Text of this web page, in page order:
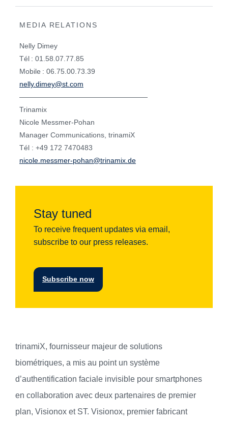
MEDIA RELATIONS
Nelly Dimey
Tél : 01.58.07.77.85
Mobile : 06.75.00.73.39
nelly.dimey@st.com
——————————————————
Trinamix
Nicole Messmer-Pohan
Manager Communications, trinamiX
Tél : +49 172 7470483
nicole.messmer-pohan@trinamix.de
Stay tuned
To receive frequent updates via email,
subscribe to our press releases.
Subscribe now
trinamiX, fournisseur majeur de solutions
biométriques, a mis au point un système
d’authentification faciale invisible pour smartphones
en collaboration avec deux partenaires de premier
plan, Visionox et ST. Visionox, premier fabricant